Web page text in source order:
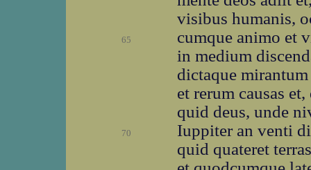
visibus humanis,
65
cumque animo et
in medium
dictaque
et rerum causas
quid deus, unde
70
Iuppiter an venti
quid quateret